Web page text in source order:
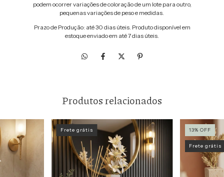
podem ocorrer variações de coloração de um lote para outro,
pequenas variações de peso e medidas.
Prazo de Produção: até 30 dias úteis. Produto disponível em
estoque enviado em até 7 dias úteis.
Produtos relacionados
Frete grátis 13%OFF
Frete grátis